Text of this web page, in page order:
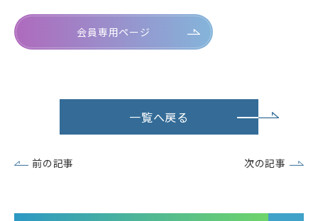
会員専用ページ
前の記事
一覧へ戻る
次の記事